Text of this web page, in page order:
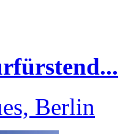
Berlin